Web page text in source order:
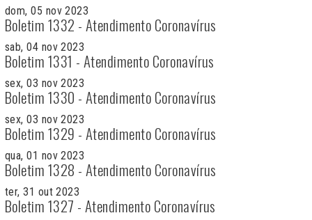
dom, 05 nov 2023
Boletim 1332 - Atendimento Coronavírus
sab, 04 nov 2023
Boletim 1331 - Atendimento Coronavírus
sex, 03 nov 2023
Boletim 1330 - Atendimento Coronavírus
sex, 03 nov 2023
Boletim 1329 - Atendimento Coronavírus
qua, 01 nov 2023
Boletim 1328 - Atendimento Coronavírus
ter, 31 out 2023
Boletim 1327 - Atendimento Coronavírus